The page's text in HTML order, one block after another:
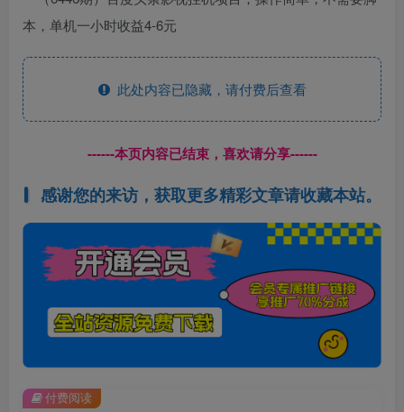
此处内容已隐藏，请付费后查看
------本页内容已结束，喜欢请分享------
感谢您的来访，获取更多精彩文章请收藏本站。
付费阅读